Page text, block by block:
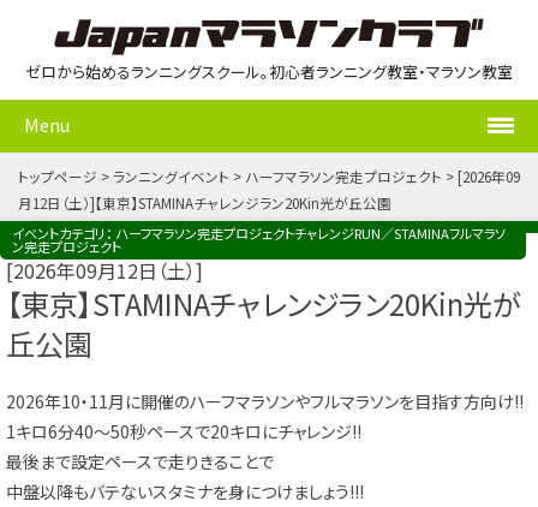
ゼロから始めるランニングスクール。初心者ランニング教室・マラソン教室
Menu
トップページ ランニングイベント ハーフマラソン完走プロジェクト
2026年09
月12日（土） 【東京】STAMINAチャレンジラン20Kin光が丘公園
イベントカテゴリ： ハーフマラソン完走プロジェクトチャレンジRUN／STAMINAフルマラソ
ン完走プロジェクト
2026年09月12日（土）
【東京】STAMINAチャレンジラン20Kin光が
丘公園
2026年10・11月に開催のハーフマラソンやフルマラソンを目指す方向け!!
1キロ6分40～50秒ペースで20キロにチャレンジ!!
最後まで設定ペースで走りきることで
中盤以降もバテないスタミナを身につけましょう!!!